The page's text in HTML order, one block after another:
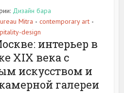
Дизайн бара
Mitra • contemporary art •
design
интерьер в
XIX века с
искусством и
галереи